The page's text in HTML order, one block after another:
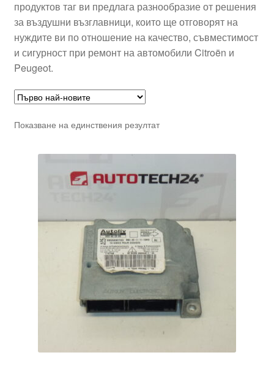
продуктов таг ви предлага разнообразие от решения
за въздушни възглавници, които ще отговорят на
нуждите ви по отношение на качество, съвместимост
и сигурност при ремонт на автомобили Citroën и
Peugeot.
Показване на единствения резултат